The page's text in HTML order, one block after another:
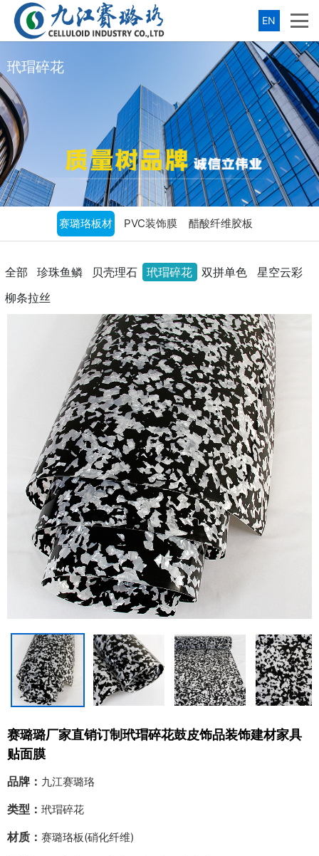
EN
玳瑁碎花
赛璐珞板材 PVC装饰膜 醋酸纤维胶板
全部 珍珠鱼鳞 贝壳理石 玳瑁碎花 双拼单色
星空云彩
柳条拉丝
赛璐璐厂家直销订制玳瑁碎花鼓皮饰品装饰建材家具
贴面膜
品牌： 九江赛璐珞
类型： 玳瑁碎花
材质： 赛璐珞板(硝化纤维)